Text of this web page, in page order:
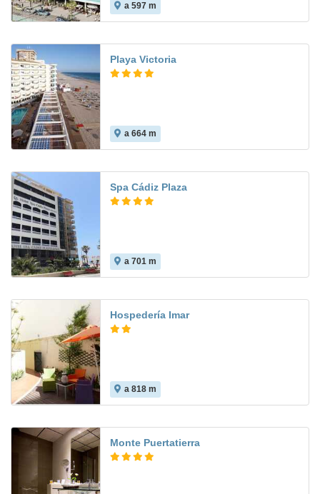
a 597 m
Playa Victoria
a 664 m
Spa Cádiz Plaza
a 701 m
Hospedería Imar
a 818 m
Monte Puertatierra